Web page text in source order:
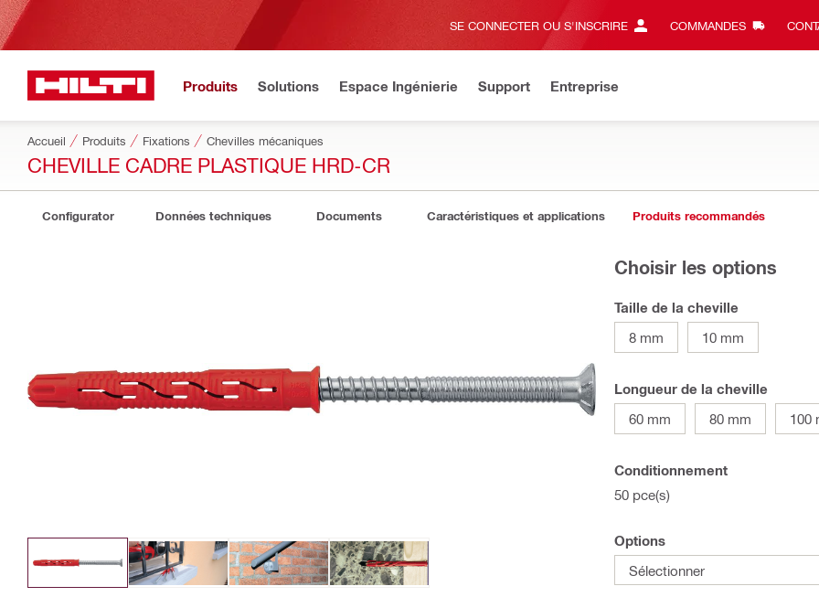
SE CONNECTER OU S'INSCRIRE COMMANDES
Produits Solutions Espace Ingénierie Support Entreprise
Accueil Produits Fixations Chevilles mécaniques
CHEVILLE CADRE PLASTIQUE HRD-CR
Configurator Données techniques Documents Caractéristiques et applications Produits recommandés
Choisir les options
Taille de la cheville
8 mm
10 mm
Longueur de la cheville
60 mm
80 mm 100
Conditionnement
50 pce(s)
Options
Sélectionner